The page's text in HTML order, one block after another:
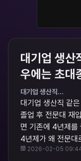
대기업 생산
우에는 초대
대기업 생산직...
대기업 생산직 같
졸업 후 전문대 재
면 기존에 4년제를
4년제가 왜 전문대
2026-02-05